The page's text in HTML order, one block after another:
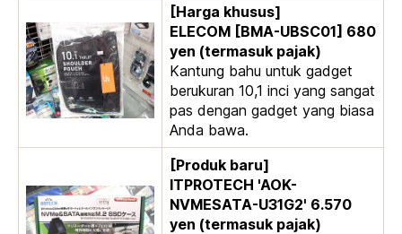
[Harga khusus]
ELECOM [BMA-UBSC01] 680
yen (termasuk pajak)
Kantung bahu untuk gadget
berukuran 10,1 inci yang sangat
pas dengan gadget yang biasa
Anda bawa.
[Produk baru]
ITPROTECH 'AOK-
NVMESATA-U31G2' 6.570
yen (termasuk pajak)